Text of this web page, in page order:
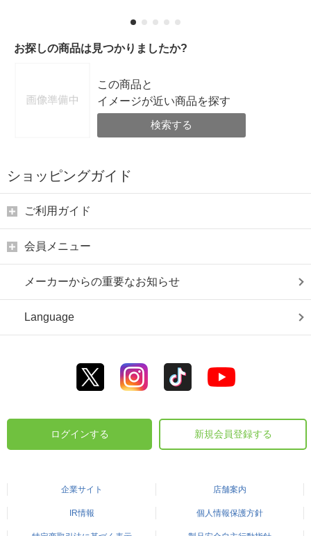
お探しの商品は見つかりましたか?
この商品と
イメージが近い商品を探す
検索する
ショッピングガイド
ご利用ガイド
会員メニュー
メーカーからの重要なお知らせ
Language
ログインする 新規会員登録する
企業サイト 店舗案内
IR情報 個人情報保護方針